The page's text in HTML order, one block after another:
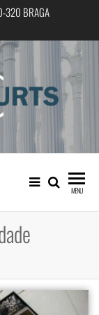
320 BRAGA
cultural na
MENU